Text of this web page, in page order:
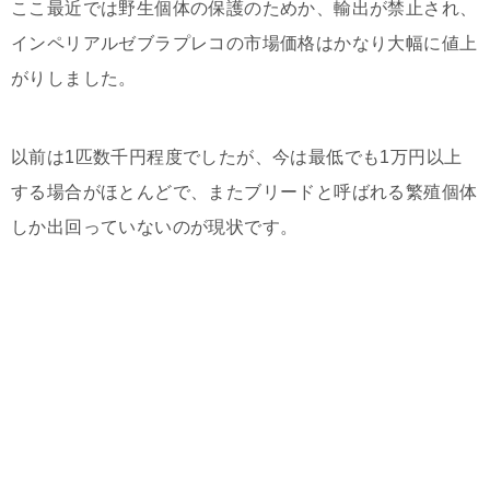
ここ最近では野生個体の保護のためか、輸出が禁止され、
インペリアルゼブラプレコの市場価格はかなり大幅に値上
がりしました。
以前は1匹数千円程度でしたが、今は最低でも1万円以上
する場合がほとんどで、またブリードと呼ばれる繁殖個体
しか出回っていないのが現状です。